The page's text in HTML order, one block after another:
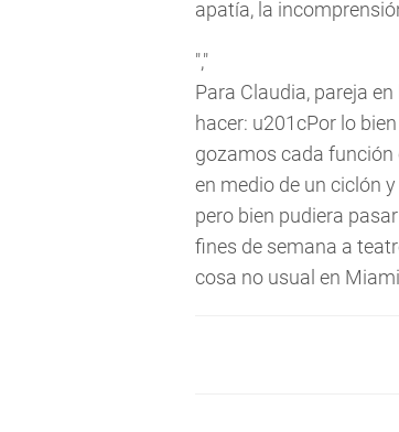
apatía, la
","
Para Claudia, pareja
hacer: u201cPor lo
gozamos cada función
en medio de un ciclón
pero bien pudiera
fines de semana a
cosa no usual en